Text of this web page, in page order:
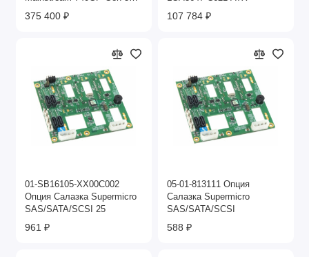
Scalable 2.1GHZ 12C 2P
16x256GB LGA 4189 8LFF с
375 400 ₽ 107 784 ₽
01-SB16105-XX00C002
Опция Салазка Supermicro
SAS/SATA/SCSI 25
961 ₽
05-01-813111 Опция
Салазка Supermicro
SAS/SATA/SCSI
588 ₽